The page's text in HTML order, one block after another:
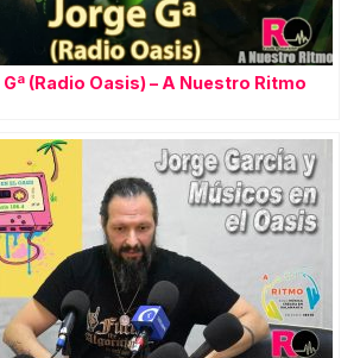
(Radio Oasis) – A Nuestro Ritmo